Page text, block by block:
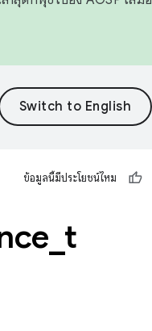
ข้อมูลนี้มีประโยชน์ไหม
t